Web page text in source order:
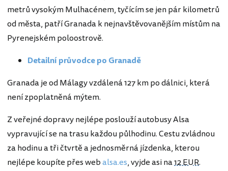
metrů vysokým Mulhacénem, tyčícím se jen pár kilometrů
od města, patří Granada k nejnavštěvovanějším místům na
Pyrenejském poloostrově.
Detailní průvodce po Granadě
Granada je od Málagy vzdálená 127 km po dálnici, která
není zpoplatněná mýtem.
Z veřejné dopravy nejlépe poslouží autobusy Alsa
vypravující se na trasu každou půlhodinu. Cestu zvládnou
za hodinu a tři čtvrtě a jednosměrná jízdenka, kterou
nejlépe koupíte přes webalsa.es, vyjde asi na12 EUR.